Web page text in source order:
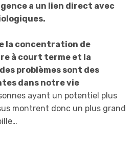
a un lien direct avec
la concentration de
à court terme et la
problèmes sont des
dans notre vie
ayant un potentiel plus
montrent donc un plus grand